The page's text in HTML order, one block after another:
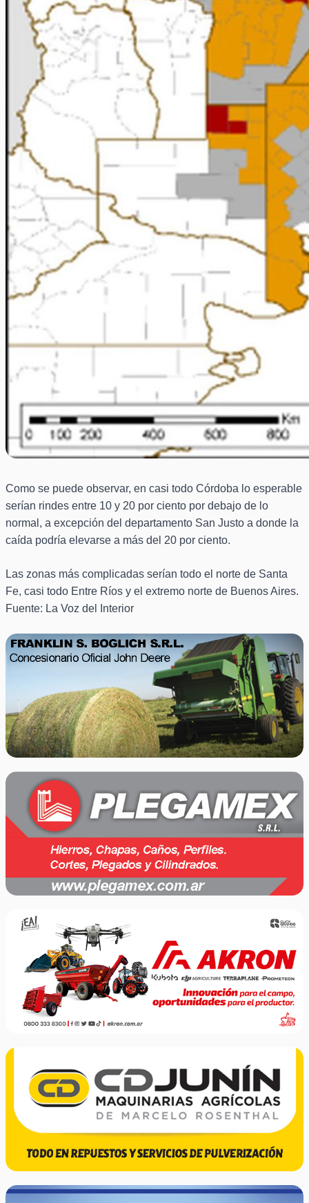
Como se puede observar, en casi todo Córdoba lo esperable
serían rindes entre 10 y 20 por ciento por debajo de lo
normal, a excepción del departamento San Justo a donde la
caída podría elevarse a más del 20 por ciento.
Las zonas más complicadas serían todo el norte de Santa
Fe, casi todo Entre Ríos y el extremo norte de Buenos Aires.
Fuente: La Voz del Interior